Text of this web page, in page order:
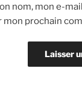
nom, mon e-
mon prochain